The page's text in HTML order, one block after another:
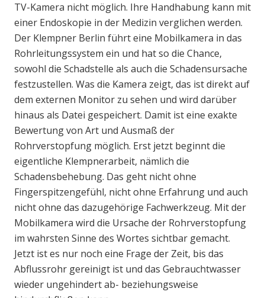
TV-Kamera nicht möglich. Ihre Handhabung kann mit
einer Endoskopie in der Medizin verglichen werden.
Der Klempner Berlin führt eine Mobilkamera in das
Rohrleitungssystem ein und hat so die Chance,
sowohl die Schadstelle als auch die Schadensursache
festzustellen. Was die Kamera zeigt, das ist direkt auf
dem externen Monitor zu sehen und wird darüber
hinaus als Datei gespeichert. Damit ist eine exakte
Bewertung von Art und Ausmaß der
Rohrverstopfung möglich. Erst jetzt beginnt die
eigentliche Klempnerarbeit, nämlich die
Schadensbehebung. Das geht nicht ohne
Fingerspitzengefühl, nicht ohne Erfahrung und auch
nicht ohne das dazugehörige Fachwerkzeug. Mit der
Mobilkamera wird die Ursache der Rohrverstopfung
im wahrsten Sinne des Wortes sichtbar gemacht.
Jetzt ist es nur noch eine Frage der Zeit, bis das
Abflussrohr gereinigt ist und das Gebrauchtwasser
wieder ungehindert ab- beziehungsweise